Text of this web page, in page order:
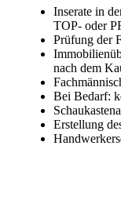
Inserate in
TOP- oder
Prüfung der
nach dem
Bei Bedarf:
Erstellung